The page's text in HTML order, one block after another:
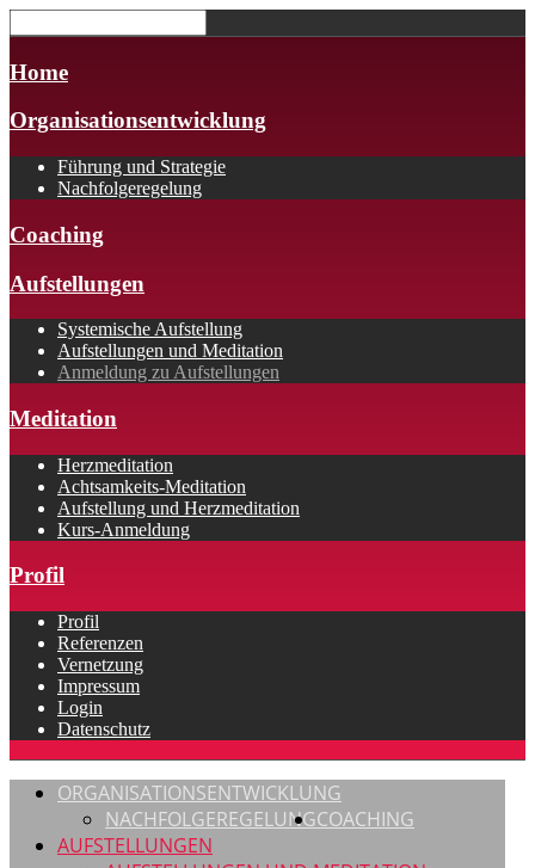
Home
Organisationsentwicklung
Führung und Strategie
Nachfolgeregelung
Coaching
Aufstellungen
Systemische Aufstellung
Aufstellungen und Meditation
Anmeldung zu Aufstellungen
Meditation
Herzmeditation
Achtsamkeits-Meditation
Aufstellung und Herzmeditation
Kurs-Anmeldung
Profil
Profil
Referenzen
Vernetzung
Impressum
Login
Datenschutz
ORGANISATIONSENTWICKLUNG
NACHFOLGEREGELUNGCOACHING
AUFSTELLUNGEN